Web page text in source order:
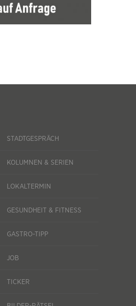
STADTGESPRÄCH
KOLUMNEN & SERIEN
LOKALTERMIN
GESUNDHEIT & FITNESS
GASTRO-TIPP
JOB
TICKER